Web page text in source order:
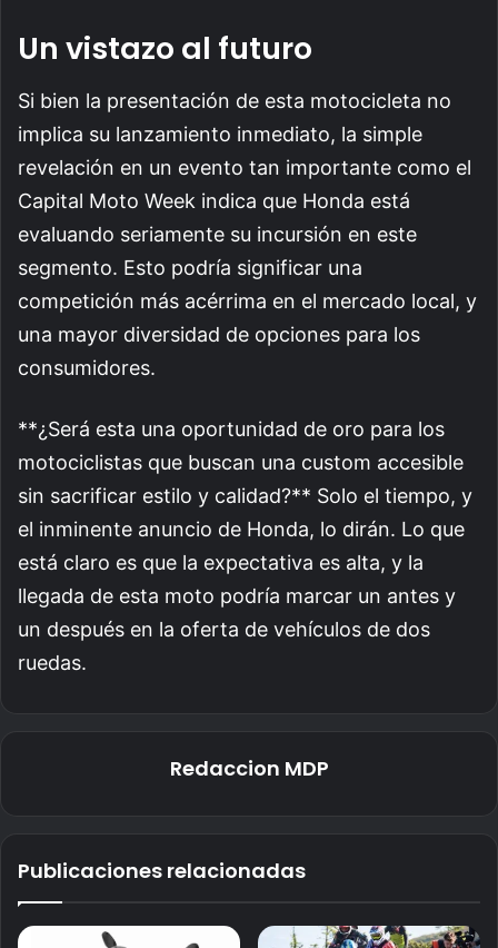
Un vistazo al futuro
Si bien la presentación de esta motocicleta no
implica su lanzamiento inmediato, la simple
revelación en un evento tan importante como el
Capital Moto Week indica que Honda está
evaluando seriamente su incursión en este
segmento. Esto podría significar una
competición más acérrima en el mercado local, y
una mayor diversidad de opciones para los
consumidores.
**¿Será esta una oportunidad de oro para los
motociclistas que buscan una custom accesible
sin sacrificar estilo y calidad?** Solo el tiempo, y
el inminente anuncio de Honda, lo dirán. Lo que
está claro es que la expectativa es alta, y la
llegada de esta moto podría marcar un antes y
un después en la oferta de vehículos de dos
ruedas.
Redaccion MDP
Publicaciones relacionadas